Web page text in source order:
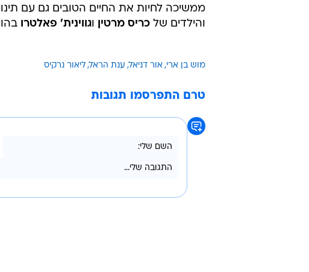
ממשיכה לחיות את החיים הטובים גם עם
והילדים של כריס מרטין וגווינית' פאלטרו
מוש בן ארי אור דניאל ענת הראל ליאור נרקיס
טרם התפרסמו תגובות